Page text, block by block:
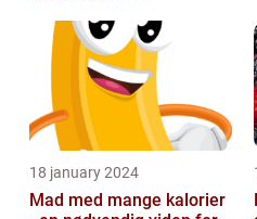
18 january 2024
Mad med mange kalorier